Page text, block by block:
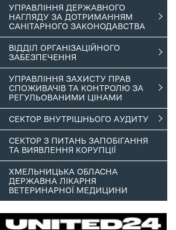
УПРАВЛІННЯ ДЕРЖАВНОГО
НАГЛЯДУ ЗА ДОТРИМАННЯМ
САНІТАРНОГО ЗАКОНОДАВСТВА
ВІДДІЛ ОРГАНІЗАЦІЙНОГО
ЗАБЕЗПЕЧЕННЯ
УПРАВЛІННЯ ЗАХИСТУ ПРАВ
СПОЖИВАЧІВ ТА КОНТРОЛЮ ЗА
РЕГУЛЬОВАНИМИ ЦІНАМИ
СЕКТОР ВНУТРІШНЬОГО АУДИТУ
СЕКТОР З ПИТАНЬ ЗАПОБІГАННЯ
ТА ВИЯВЛЕННЯ КОРУПЦІЇ
ХМЕЛЬНИЦЬКА ОБЛАСНА
ДЕРЖАВНА ЛІКАРНЯ
ВЕТЕРИНАРНОЇ МЕДИЦИНИ